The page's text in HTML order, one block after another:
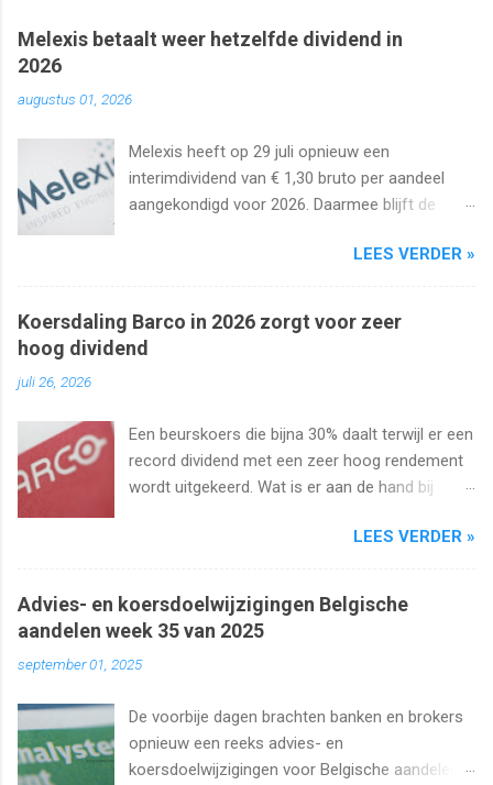
Melexis betaalt weer hetzelfde dividend in
2026
augustus 01, 2026
Melexis heeft op 29 juli opnieuw een
interimdividend van € 1,30 bruto per aandeel
aangekondigd voor 2026. Daarmee blijft de
LEES VERDER »
Koersdaling Barco in 2026 zorgt voor zeer
hoog dividend
juli 26, 2026
Een beurskoers die bijna 30% daalt terwijl er een
record dividend met een zeer hoog rendement
wordt uitgekeerd. Wat is er aan de hand bij
uiteraard het dividend. Kan dat wel zo hoog
LEES VERDER »
Advies- en koersdoelwijzigingen Belgische
aandelen week 35 van 2025
september 01, 2025
De voorbije dagen brachten banken en brokers
opnieuw een reeks advies- en
koersdoelwijzigingen voor Belgische aandelen.